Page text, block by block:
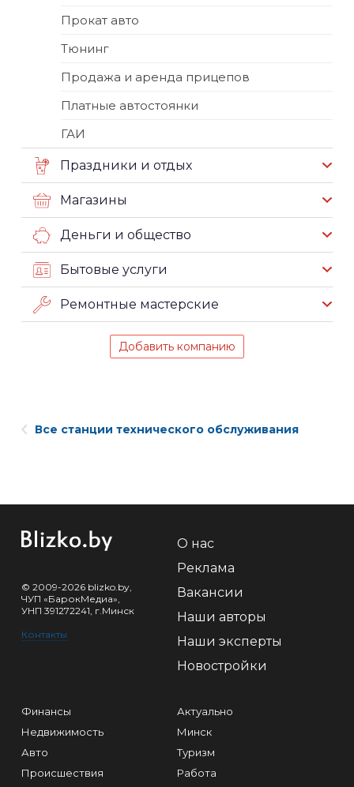
Прокат авто
Тюнинг
Продажа и аренда прицепов
Платные автостоянки
ГАИ
Праздники и отдых
Магазины
Деньги и общество
Бытовые услуги
Ремонтные мастерские
Добавить компанию
Все станции технического обслуживания
© 2009-2026 blizko.by,
ЧУП «БарокМедиа»,
УНП 391272241, г.Минск
Контакты
О нас
Реклама
Вакансии
Наши авторы
Наши эксперты
Новостройки
Финансы
Недвижимость
Авто
Происшествия
Актуально
Минск
Туризм
Работа